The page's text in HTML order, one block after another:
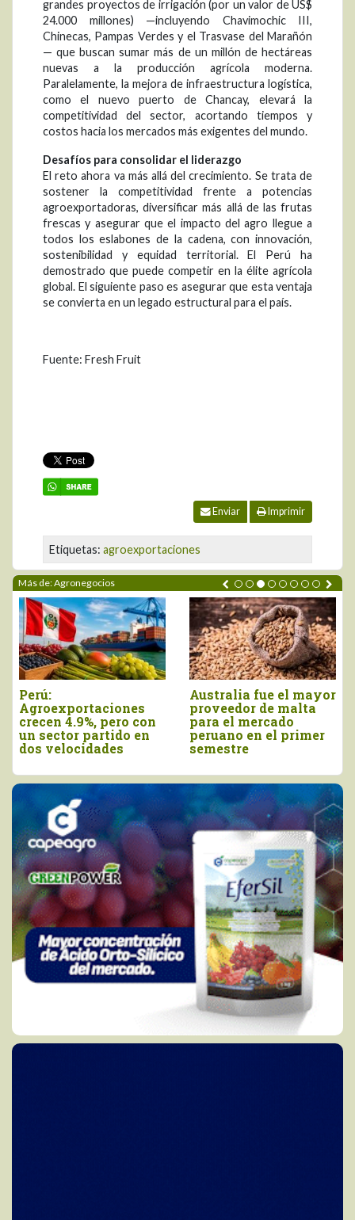
grandes proyectos de irrigación (por un valor de US$
24.000 millones) —incluyendo Chavimochic III,
Chinecas, Pampas Verdes y el Trasvase del Marañón
— que buscan sumar más de un millón de hectáreas
nuevas a la producción agrícola moderna.
Paralelamente, la mejora de infraestructura logística,
como el nuevo puerto de Chancay, elevará la
competitividad del sector, acortando tiempos y
costos hacia los mercados más exigentes del mundo.
Desafíos para consolidar el liderazgo
El reto ahora va más allá del crecimiento. Se trata de
sostener la competitividad frente a potencias
agroexportadoras, diversificar más allá de las frutas
frescas y asegurar que el impacto del agro llegue a
todos los eslabones de la cadena, con innovación,
sostenibilidad y equidad territorial. El Perú ha
demostrado que puede competir en la élite agrícola
global. El siguiente paso es asegurar que esta ventaja
se convierta en un legado estructural para el país.
Fuente: Fresh Fruit
Enviar Imprimir
Etiquetas: agroexportaciones
Más de: Agronegocios
Agroexportaciones no
tradicionales de Perú
a Estados Unidos
cayeron en valor 17%
Declaran el segundo
viernes de agosto
como el Día Nacional
de la Chirimoya